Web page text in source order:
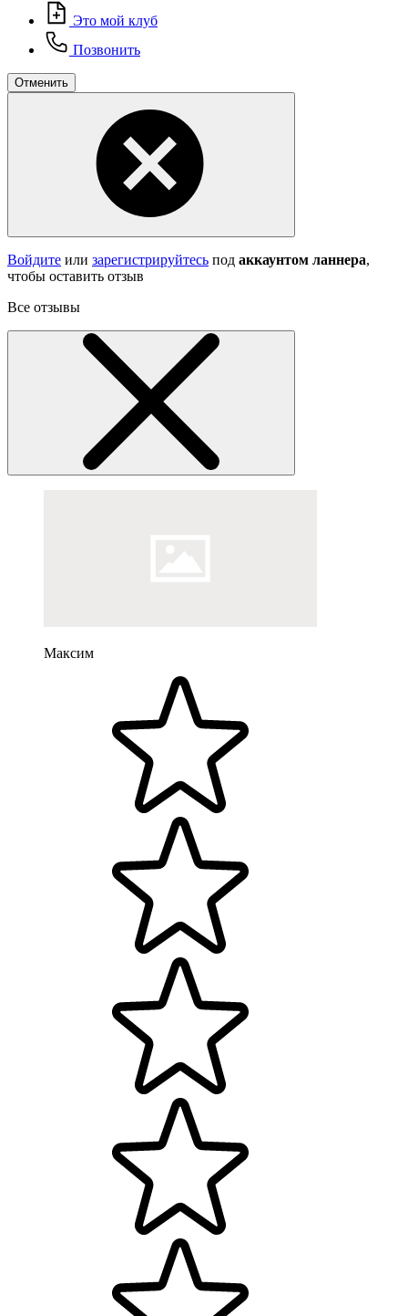
Это мой клуб
Позвонить
Отменить
Войдите или зарегистрируйтесь под аккаунтом ланнера,
чтобы оставить отзыв
Все отзывы
Максим